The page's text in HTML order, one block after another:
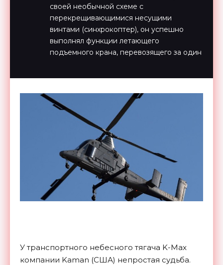
своей необычной схеме с
перекрещивающимися несущими
винтами (синхрокоптер), он успешно
выполнял функции летающего
подъемного крана, перевозящего за один
У транспортного небесного тягача K-Max
компании Kaman (США) непростая судьба.